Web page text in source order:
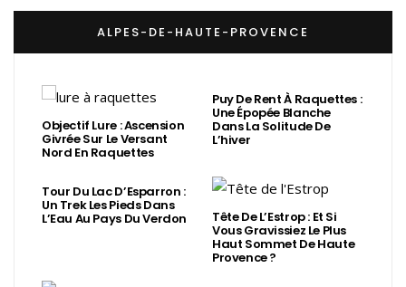
ALPES-DE-HAUTE-PROVENCE
Objectif Lure : Ascension
Givrée Sur Le Versant
Nord En Raquettes
Puy De Rent À Raquettes :
Une Épopée Blanche
Dans La Solitude De
L’hiver
Tour Du Lac D’Esparron :
Un Trek Les Pieds Dans
L’Eau Au Pays Du Verdon Tête De L’Estrop : Et Si
Vous Gravissiez Le Plus
Haut Sommet De Haute
Provence ?